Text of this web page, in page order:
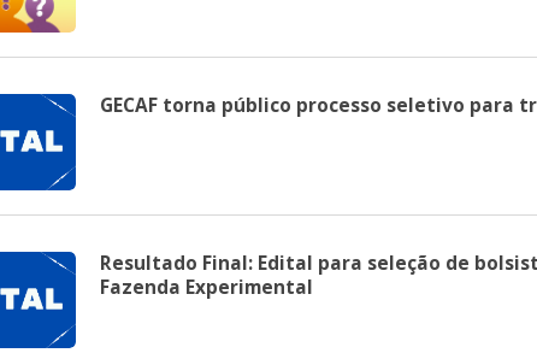
GECAF torna público processo seletivo para
Resultado Final: Edital para seleção de
Fazenda Experimental